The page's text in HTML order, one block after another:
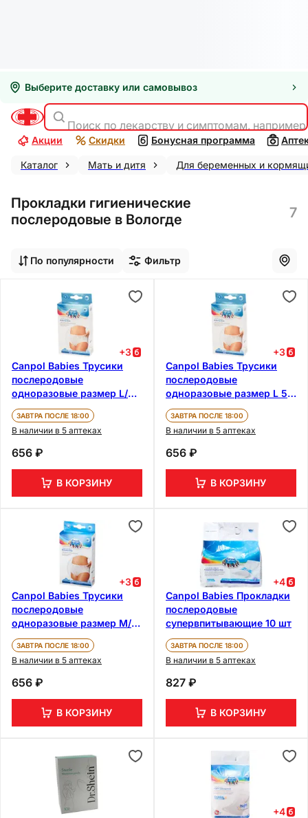
Выберите доставку или самовывоз
Поиск по лекарству и симптомам,
Акции Скидки Бонусная программа
Каталог Мать и дитя Для беременных и
Прокладки гигиенические
послеродовые в Вологде
7
По популярности Фильтр
+3
Canpol Babies Трусики
послеродовые
одноразовые размер L/XL
5 шт
ЗАВТРА ПОСЛЕ 18:00
В наличии в 5 аптеках
656 ₽
В КОРЗИНУ
+3
Canpol Babies Трусики
послеродовые
одноразовые размер L 5
шт
ЗАВТРА ПОСЛЕ 18:00
В наличии в 5 аптеках
656 ₽
В КОРЗИНУ
+3
Canpol Babies Трусики
послеродовые
одноразовые размер M/L
5 шт
ЗАВТРА ПОСЛЕ 18:00
В наличии в 5 аптеках
656 ₽
В КОРЗИНУ
+4
Canpol Babies Прокладки
послеродовые
супервпитывающие 10 шт
ЗАВТРА ПОСЛЕ 18:00
В наличии в 5 аптеках
827 ₽
В КОРЗИНУ
+4